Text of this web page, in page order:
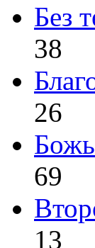
Без
38
26
69
13